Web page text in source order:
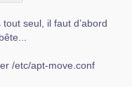
seul, il faut d’abord
/etc/apt-move.conf